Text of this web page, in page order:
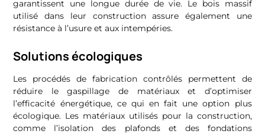
garantissent une longue durée de vie. Le bois massif
utilisé dans leur construction assure également une
résistance à l’usure et aux intempéries.
Solutions écologiques
Les procédés de fabrication contrôlés permettent de
réduire le gaspillage de matériaux et d’optimiser
l’efficacité énergétique, ce qui en fait une option plus
écologique. Les matériaux utilisés pour la construction,
comme l’isolation des plafonds et des fondations